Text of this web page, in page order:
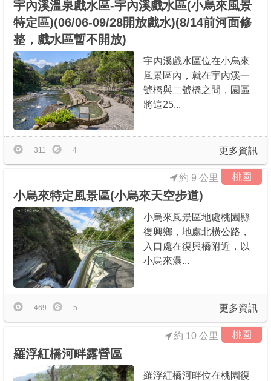
宇內溪溫泉戲水區-宇內溪戲水區(小烏來風景
特定區)(06/06-09/28開放戲水)(8/14前河面修
整，戲水區暫不開放)
宇內溪戲水區位在小烏來
風景區內，就在宇內溪一
號橋與二號橋之間，園區
將這25...
更多資訊
311 4
桃園
小烏來特定風景區(小烏來天空步道)
約 9 公里
小烏來風景區地處桃園縣
復興鄉，地處北橫公路，
入口處在復興橋附近，以
小烏來瀑...
更多資訊
469 5
桃園
羅浮紅橋河畔露營區
約 10 公里
羅浮紅橋河畔位在桃園復